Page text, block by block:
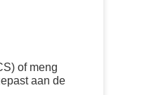
of meng
aan de